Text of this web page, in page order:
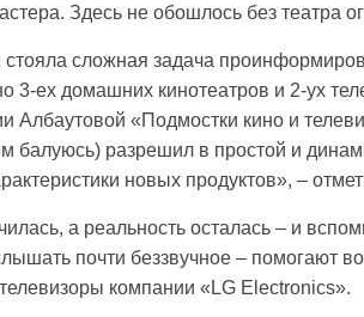
Здесь не обошлось без театра
сложная задача
3-ех домашних кинотеатров и 2-ух
Албаутовой «Подмостки кино и
балуюсь) разрешил в простой и
новых продуктов», –
а реальность осталась – и
почти беззвучное – помогают
компании «LG Electronics».